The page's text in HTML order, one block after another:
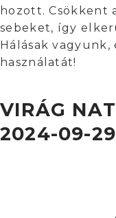
hozott. Csökkent
sebeket, így
Hálásak
használatát!
VIRÁG
2024-09-29